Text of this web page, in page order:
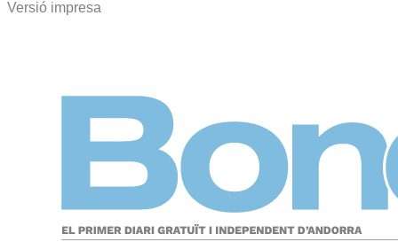
Versió impresa